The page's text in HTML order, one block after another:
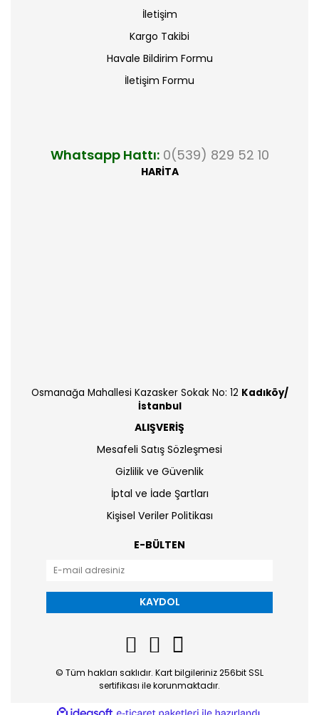
İletişim
Kargo Takibi
Havale Bildirim Formu
İletişim Formu
Whatsapp Hattı: 0(539) 829 52 10
HARİTA
Osmanağa Mahallesi Kazasker Sokak No: 12 Kadıköy/
İstanbul
ALIŞVERİŞ
Mesafeli Satış Sözleşmesi
Gizlilik ve Güvenlik
İptal ve İade Şartları
Kişisel Veriler Politikası
E-BÜLTEN
KAYDOL
© Tüm hakları saklıdır. Kart bilgileriniz 256bit SSL
sertifikası ile korunmaktadır.
ideasoft